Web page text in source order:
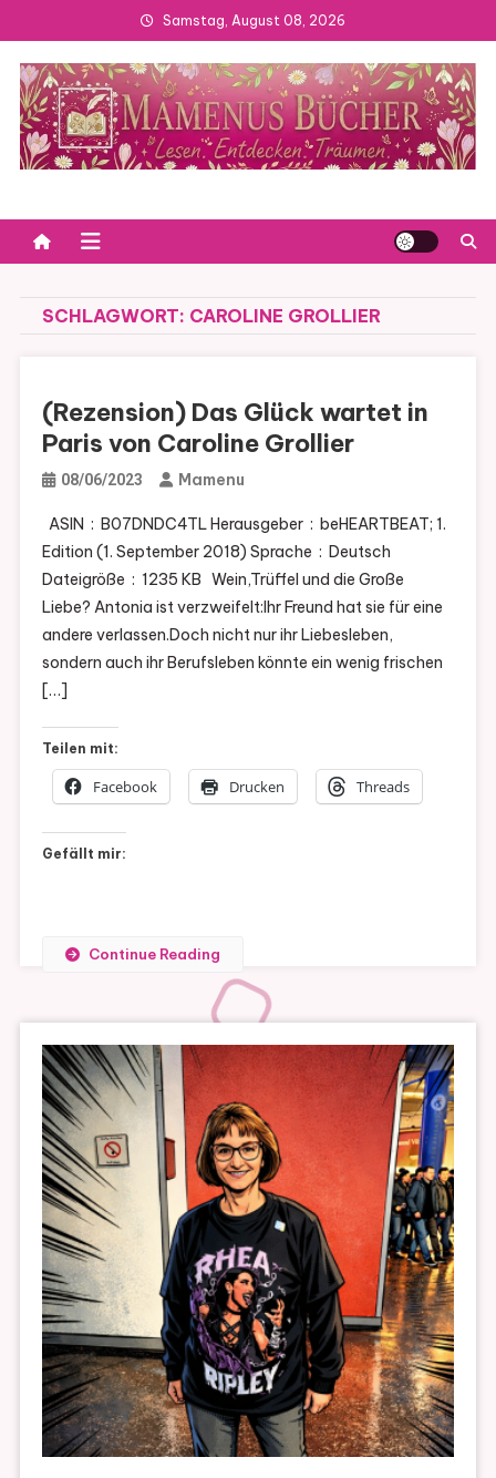
to
content
Samstag, August 08, 2026
SCHLAGWORT: CAROLINE GROLLIER
(Rezension) Das Glück wartet in
Paris von Caroline Grollier
08/06/2023 Mamenu
ASIN ‏ : ‎ B07DNDC4TL Herausgeber ‏ : ‎ beHEARTBEAT; 1.
Edition (1. September 2018) Sprache ‏ : ‎ Deutsch
Dateigröße ‏ : ‎ 1235 KB Wein,Trüffel und die Große
Liebe? Antonia ist verzweifelt:Ihr Freund hat sie für eine
andere verlassen.Doch nicht nur ihr Liebesleben,
sondern auch ihr Berufsleben könnte ein wenig frischen
[…]
Teilen mit:
Facebook Drucken Threads
Gefällt mir:
Continue Reading